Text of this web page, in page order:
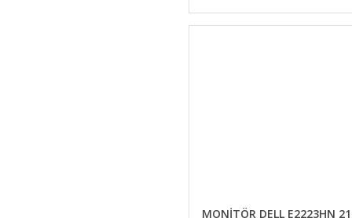
MONİTÖR DELL E2223HN